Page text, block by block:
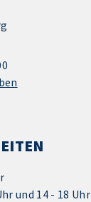
und 14 - 18 Uhr